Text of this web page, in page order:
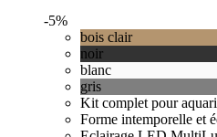
-5%
bois clair
noir
blanc
gris
Kit complet pour
Forme intemporelle et